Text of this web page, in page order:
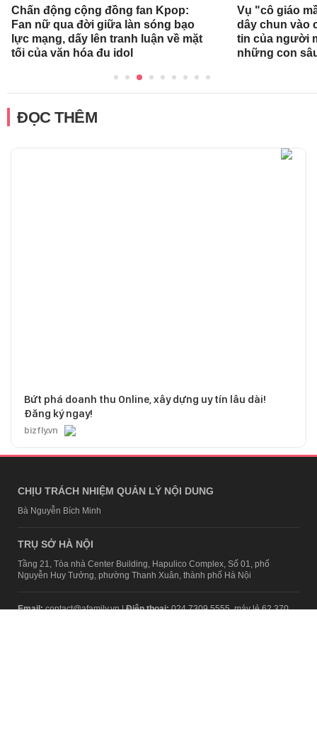
Chấn động cộng đồng fan Kpop:
Fan nữ qua đời giữa làn sóng bạo
lực mạng, dấy lên tranh luận về mặt
tối của văn hóa đu idol
Vụ "cô giáo
dây chun vào
tin của người
những con
ĐỌC THÊM
Bứt phá doanh thu Online, xây dựng uy tín lâu dài!
Đăng ký ngay!
bizfly.vn
CHỊU TRÁCH NHIỆM QUẢN LÝ NỘI DUNG
Bà Nguyễn Bích Minh
TRỤ SỞ HÀ NỘI
Tầng 21, Tòa nhà Center Building, Hapulico Complex, Số 01, phố
Nguyễn Huy Tưởng, phường Thanh Xuân, thành phố Hà Nội
Email:contact@afamily.vn |Điện thoại:024 7309 5555, máy lẻ 62.370